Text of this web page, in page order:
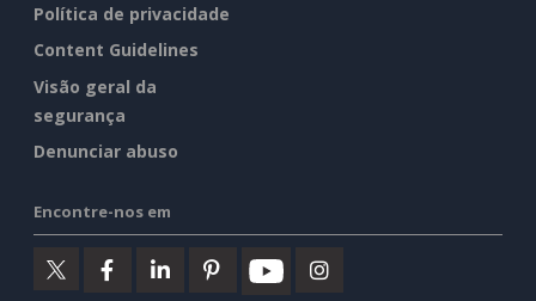
Política de privacidade
Content Guidelines
Visão geral da
segurança
Denunciar abuso
Encontre-nos em